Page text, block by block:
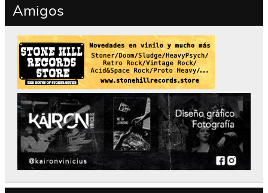
Amigos